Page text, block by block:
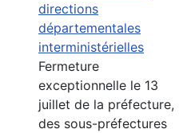
directions
départementales
interministérielles
Fermeture
exceptionnelle le 13
juillet de la préfecture,
des sous-préfectures